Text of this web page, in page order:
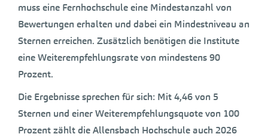
muss eine Fernhochschule eine Mindestanzahl von
Bewertungen erhalten und dabei ein Mindestniveau an
Sternen erreichen. Zusätzlich benötigen die Institute
eine Weiterempfehlungsrate von mindestens 90
Prozent.
Die Ergebnisse sprechen für sich: Mit 4,46 von 5
Sternen und einer Weiterempfehlungsquote von 100
Prozent zählt die Allensbach Hochschule auch 2026